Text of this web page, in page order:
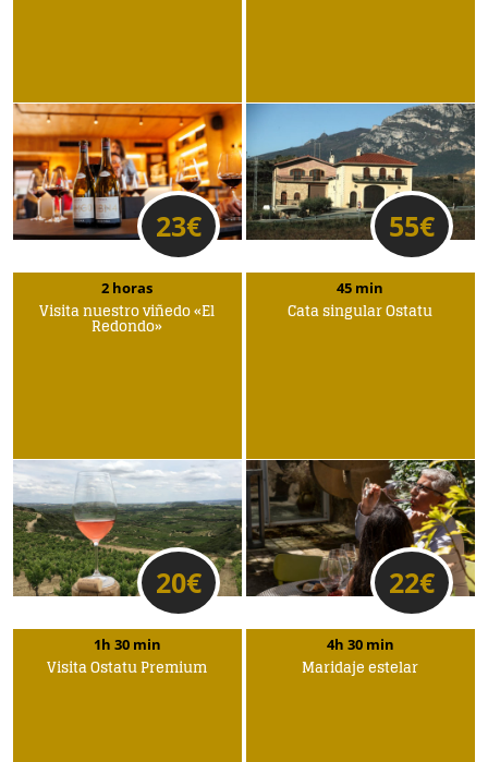
23€ 55€
2 horas
Visita nuestro viñedo «El
Redondo»
20€
45 min
Cata singular Ostatu
22€
1h 30 min
Visita Ostatu Premium
4h 30 min
Maridaje estelar